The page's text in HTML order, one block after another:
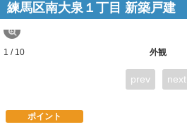
練馬区南大泉１丁目 新築戸建
外観
1 / 10
prev next
ポイント